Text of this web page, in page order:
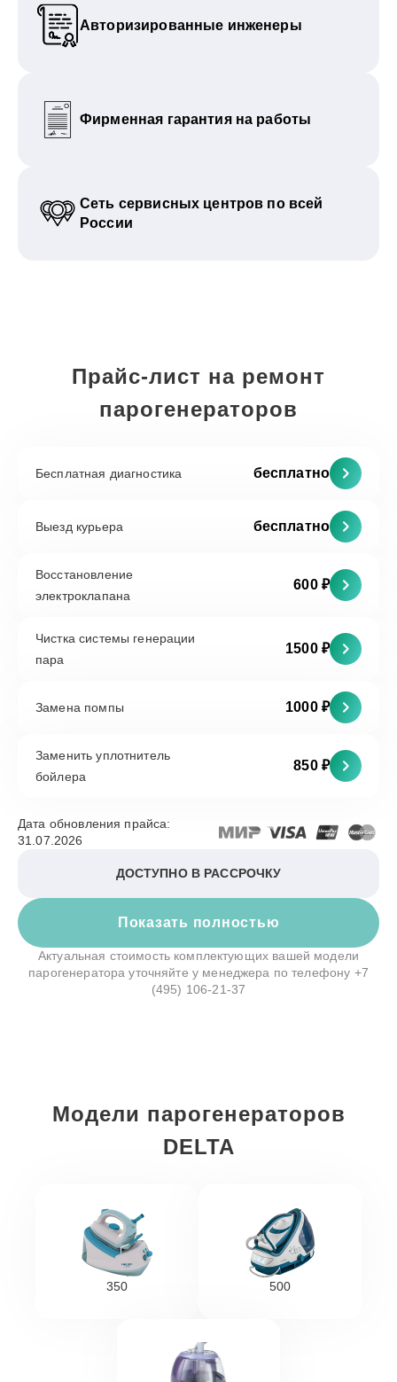
Авторизированные инженеры
Фирменная гарантия на работы
Сеть сервисных центров по всей
России
Прайс-лист на ремонт
парогенераторов
Бесплатная диагностика бесплатно
Выезд курьера бесплатно
Восстановление
электроклапана
600 ₽
Чистка системы генерации
пара
1500 ₽
Замена помпы 1000 ₽
Заменить уплотнитель
бойлера
850 ₽
Показать полностью
Дата обновления прайса:
31.07.2026
ДОСТУПНО В РАССРОЧКУ
Актуальная стоимость комплектующих вашей модели
парогенератора уточняйте у менеджера по телефону +7
(495) 106-21-37
Модели парогенераторов
DELTA
350 500